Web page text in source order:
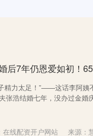
精力太足！”——这话李阿姨
张浩结婚七年，没办过金婚
来源：
在线配资开户网站